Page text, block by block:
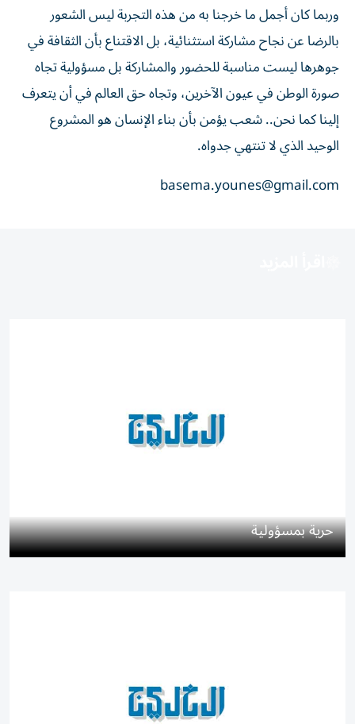
وربما كان أجمل ما خرجنا به من هذه التجربة ليس الشعور
بالرضا عن نجاح مشاركة استثنائية، بل الاقتناع بأن الثقافة في
جوهرها ليست مناسبة للحضور والمشاركة بل مسؤولية تجاه
صورة الوطن في عيون الآخرين، وتجاه حق العالم في أن يتعرف
إلينا كما نحن.. شعب يؤمن بأن بناء الإنسان هو المشروع
الوحيد الذي لا تنتهي جدواه.
basema.younes@gmail.com
حرية بمسؤولية